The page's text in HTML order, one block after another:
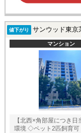
値下がり サンウッド東京茅
マンション
【北西×角部屋につき
環境 ◇ペット2匹飼育可